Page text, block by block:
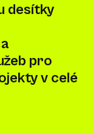
desítky
pro
v celé